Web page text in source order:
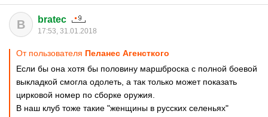
B bratec
17:53, 31.01.2018
От пользователя Пеланес Агенсткого
Если бы она хотя бы половину маршброска с полной боевой
выкладкой смогла одолеть, а так только может показать
цирковой номер по сборке оружия.
В наш клуб тоже такие "женщины в русских селеньях"